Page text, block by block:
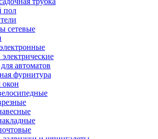
пол
сетевые
автоматов
фурнитура
окон